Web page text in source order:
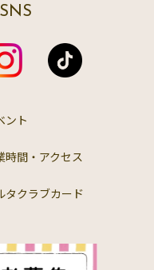
ント
時間・アクセス
タクラブカード